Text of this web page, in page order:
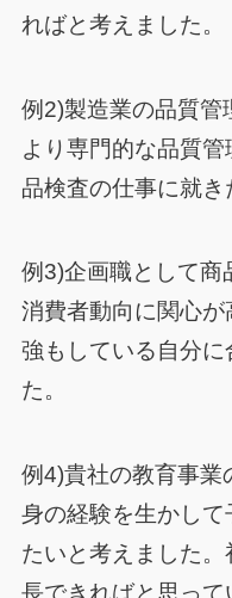
ればと考えました。
例2)製造業の品質管
より専門的な品質
品検査の仕事に就き
例3)企画職として商
消費者動向に関心
強もしている自分
た。
例4)貴社の教育事業
身の経験を生かし
たいと考えました
長できればと思って